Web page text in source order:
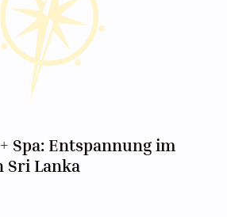
Spa: Entspannung im
Sri Lanka